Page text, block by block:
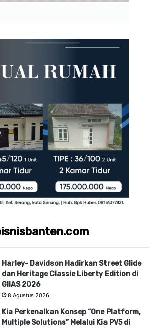
Harley- Davidson Hadirkan Street Glide
dan Heritage Classie Liberty Edition di
GIIAS 2026
8 Agustus 2026
Kia Perkenalkan Konsep “One Platform,
Multiple Solutions” Melalui Kia PV5 di